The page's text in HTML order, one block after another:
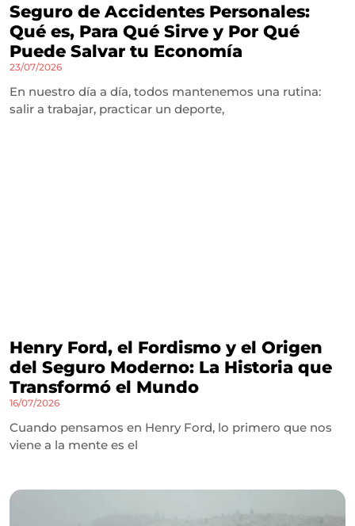
Seguro de Accidentes Personales:
Qué es, Para Qué Sirve y Por Qué
Puede Salvar tu Economía
23/07/2026
En nuestro día a día, todos mantenemos una rutina:
salir a trabajar, practicar un deporte,
Henry Ford, el Fordismo y el Origen
del Seguro Moderno: La Historia que
Transformó el Mundo
16/07/2026
Cuando pensamos en Henry Ford, lo primero que nos
viene a la mente es el